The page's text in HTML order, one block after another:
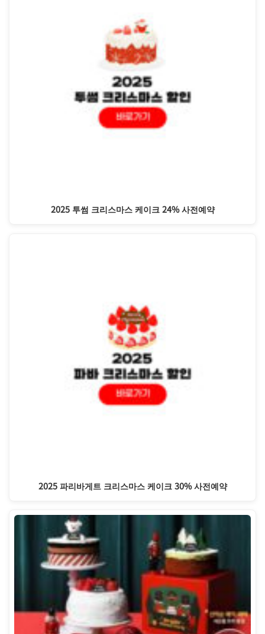
2025 투썸 크리스마스 케이크 24% 사전예약
2025 파리바게트 크리스마스 케이크 30% 사전예약